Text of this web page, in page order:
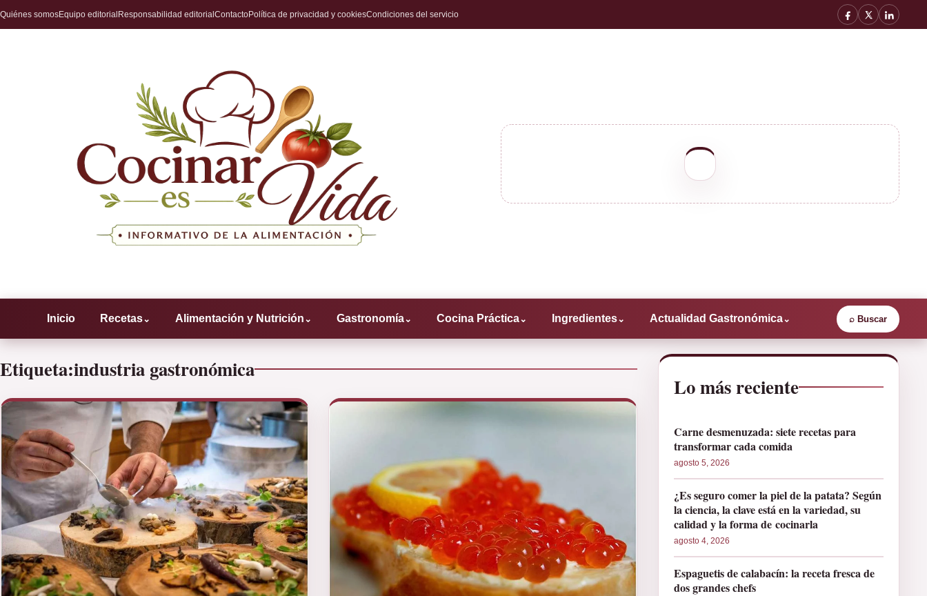
Quiénes somosEquipo editorial Responsabilidad editorial ContactoPolítica de privacidad y cookiesCondiciones del servicio
Inicio Recetas⌄ Alimentación y Nutrición ⌄ Gastronomía⌄ Cocina Práctica⌄ Ingredientes⌄ Actualidad Gastronómica⌄ ⌕ Buscar
Etiqueta:industria gastronómica
Lo más reciente
Carne desmenuzada: siete recetas para
transformar cada comida
agosto 5, 2026
¿Es seguro comer la piel de la patata? Según
la ciencia, la clave está en la variedad, su
calidad y la forma de cocinarla
agosto 4, 2026
Espaguetis de calabacín: la receta fresca de
dos grandes chefs